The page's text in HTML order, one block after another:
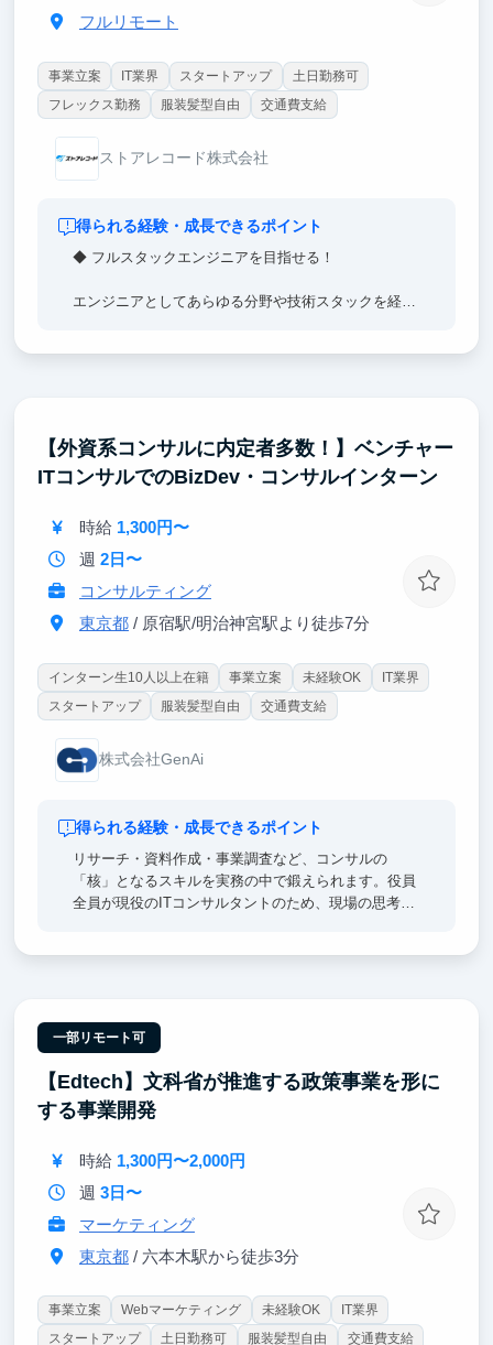
フルリモート
事業立案 IT業界 スタートアップ
土日勤務可
フレックス勤務
服装髪型自由 交通費支給
ストアレコード株式会社
得られる経験・成長できるポイント
◆ フルスタックエンジニアを目指せる！
エンジニアとしてあらゆる分野や技術スタックを経験
ズです。スクラッチで実装しながらプロダクト開発の
流れを0から学べるため、エンジニアとして貴重な経
【外資系コンサルに内定者多数！】ベンチャー
ITコンサルでのBizDev・コンサルインターン
時給 1,300円〜
週 2日〜
コンサルティング
東京都/ 原宿駅/明治神宮駅より徒歩7分
インターン生10人以上在籍 事業立案 未経験OK
IT業界
スタートアップ
服装髪型自由 交通費支給
株式会社GenAi
得られる経験・成長できるポイント
リサーチ・資料作成・事業調査など、コンサルの
「核」となるスキルを実務の中で鍛えられます。役員
全員が現役のITコンサルタントのため、現場の思考法
一部リモート可
【Edtech】文科省が推進する政策事業を形に
する事業開発
時給 1,300円〜2,000円
週 3日〜
マーケティング
東京都/ 六本木駅から徒歩3分
事業立案 Webマーケティング 未経験OK
IT業界
スタートアップ
土日勤務可 服装髪型自由 交通費支給